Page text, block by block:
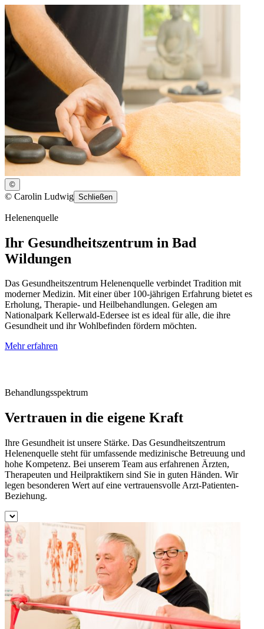
©
© Carolin Ludwig Schließen
Helenenquelle
Ihr Gesundheitszentrum in Bad
Wildungen
Das Gesundheitszentrum Helenenquelle verbindet Tradition mit
moderner Medizin. Mit einer über 100-jährigen Erfahrung bietet es
Erholung, Therapie- und Heilbehandlungen. Gelegen am
Nationalpark Kellerwald-Edersee ist es ideal für alle, die ihre
Gesundheit und ihr Wohlbefinden fördern möchten.
Mehr erfahren
Behandlungsspektrum
Vertrauen in die eigene Kraft
Ihre Gesundheit ist unsere Stärke. Das Gesundheitszentrum
Helenenquelle steht für umfassende medizinische Betreuung und
hohe Kompetenz. Bei unserem Team aus erfahrenen Ärzten,
Therapeuten und Heilpraktikern sind Sie in guten Händen. Wir
legen besonderen Wert auf eine vertrauensvolle Arzt-Patienten-
Beziehung.